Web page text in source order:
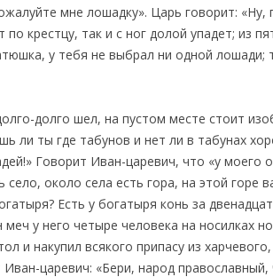
мне лошадку». Царь говорит:
крестцу, так и с ног долой упадет; из
у тебя не выбрал ни одной
долго шел, на пустом месте стоит
ли ты где табунов и нет ли в табунах
Говорит Иван-царевич, что «у
село, около села есть гора, на этой
Есть у богатыря конь за
меч у него четыре человека на носилках
и накупил всякого припасу из
царевич: «Бери, народ